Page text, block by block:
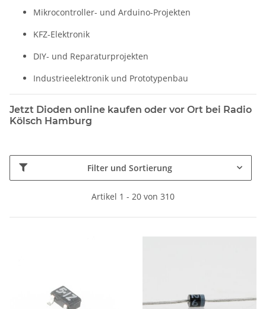
Mikrocontroller- und Arduino-Projekten
KFZ-Elektronik
DIY- und Reparaturprojekten
Industrieelektronik und Prototypenbau
Jetzt Dioden online kaufen oder vor Ort bei Radio
Kölsch Hamburg
Filter und Sortierung
Artikel 1 - 20 von 310